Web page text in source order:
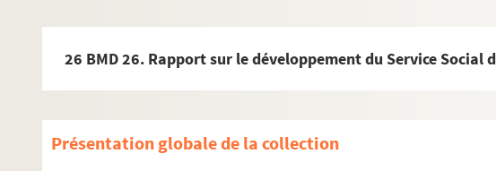
26 BMD 26. Rapport sur le développement du Service
Présentation globale de la collection